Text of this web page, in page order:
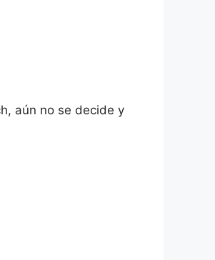
aún no se decide y